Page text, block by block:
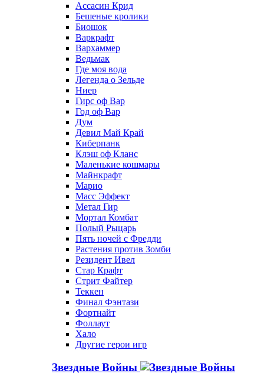
Ассасин Крид
Бешеные кролики
Биошок
Варкрафт
Вархаммер
Ведьмак
Где моя вода
Легенда о Зельде
Ниер
Гирс оф Вар
Год оф Вар
Дум
Девил Май Край
Киберпанк
Клэш оф Кланс
Маленькие кошмары
Майнкрафт
Марио
Масс Эффект
Метал Гир
Мортал Комбат
Полый Рыцарь
Пять ночей с Фредди
Растения против Зомби
Резидент Ивел
Стар Крафт
Стрит Файтер
Теккен
Финал Фэнтази
Фортнайт
Фоллаут
Хало
Другие герои игр
Звездные Войны